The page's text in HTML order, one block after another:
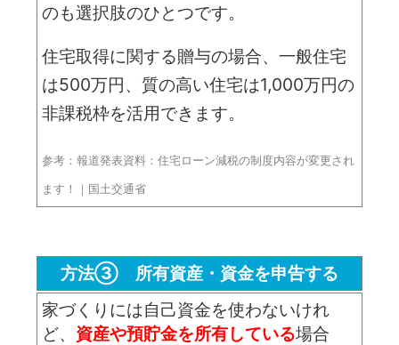
のも選択肢のひとつです。
住宅取得に関する贈与の場合、一般住宅
は500万円、質の高い住宅は1,000万円の
非課税枠を活用できます。
参考：報道発表資料：住宅ローン減税の制度内容が変更され
ます！｜国土交通省
方法③ 所有資産・資金を申告する
家づくりには自己資金を使わないけれ
ど、 資産や預貯金を所有している場合